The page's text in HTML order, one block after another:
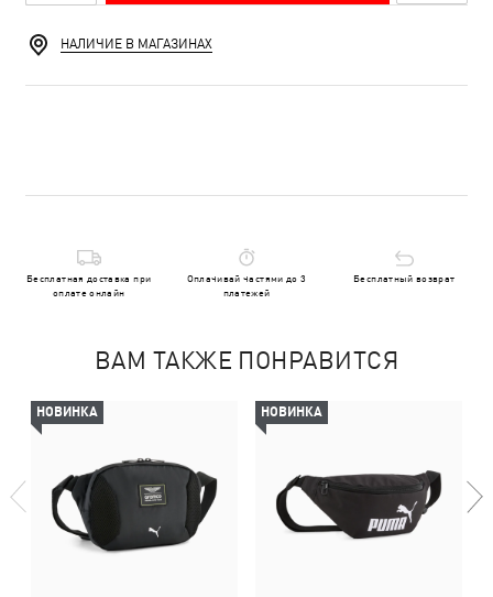
НАЛИЧИЕ В МАГАЗИНАХ
Бесплатная доставка при
оплате онлайн
Оплачивай частями до 3
платежей
Бесплатный возврат
ВАМ ТАКЖЕ ПОНРАВИТСЯ
НОВИНКА НОВИНКА